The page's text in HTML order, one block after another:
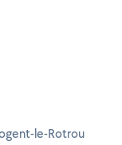
le-Rotrou